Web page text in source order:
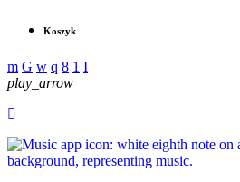
Koszyk
play_arrow